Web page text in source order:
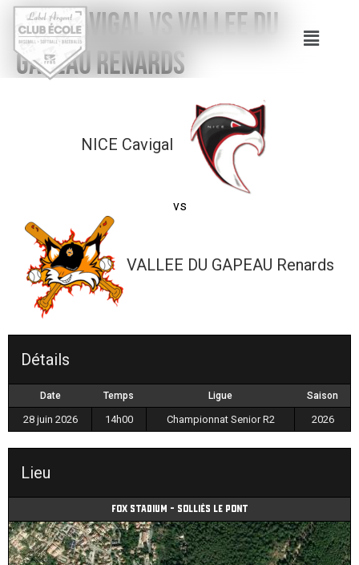
NICE Cavigal vs VALLEE DU
GAPEAU Renards
NICE Cavigal
vs
VALLEE DU GAPEAU Renards
Détails
Date Temps Ligue Saison
28 juin 2026 14h00 Championnat Senior R2 2026
Lieu
Fox Stadium - Solliès le Pont